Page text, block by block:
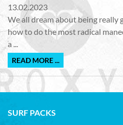
13.02.2023
We all dream about being really
how to do the most radical
a ...
READ MORE ...
SURF PACKS